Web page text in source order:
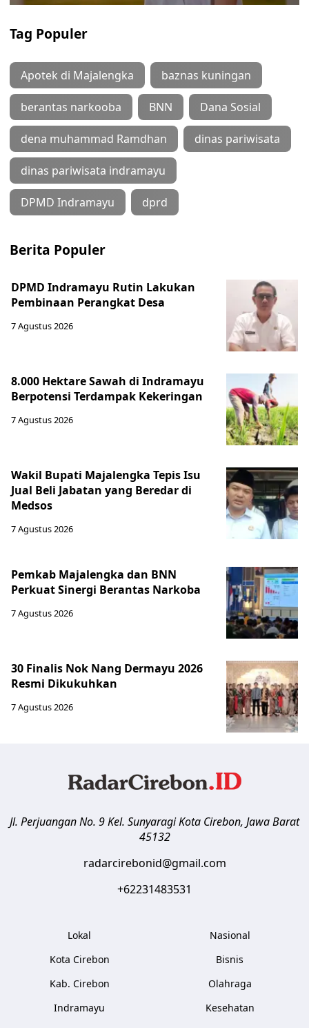
Tag Populer
Apotek di Majalengka baznas kuningan
berantas narkooba BNN Dana Sosial
dena muhammad Ramdhan dinas pariwisata
dinas pariwisata indramayu
DPMD Indramayu dprd
Berita Populer
DPMD Indramayu Rutin Lakukan
Pembinaan Perangkat Desa
7 Agustus 2026
8.000 Hektare Sawah di Indramayu
Berpotensi Terdampak Kekeringan
7 Agustus 2026
Wakil Bupati Majalengka Tepis Isu
Jual Beli Jabatan yang Beredar di
Medsos
7 Agustus 2026
Pemkab Majalengka dan BNN
Perkuat Sinergi Berantas Narkoba
7 Agustus 2026
30 Finalis Nok Nang Dermayu 2026
Resmi Dikukuhkan
7 Agustus 2026
Jl. Perjuangan No. 9 Kel. SunyaragiKota Cirebon, Jawa Barat
45132
radarcirebonid@gmail.com
+62231483531
Lokal
Kota Cirebon
Kab. Cirebon
Indramayu
Nasional
Bisnis
Olahraga
Kesehatan